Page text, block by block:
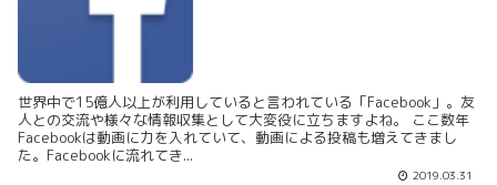
世界中で15億人以上が利用していると言われている「Facebook」。友
人との交流や様々な情報収集として大変役に立ちますよね。 ここ数年
Facebookは動画に力を入れていて、動画による投稿も増えてきまし
た。Facebookに流れてき...
2019.03.31